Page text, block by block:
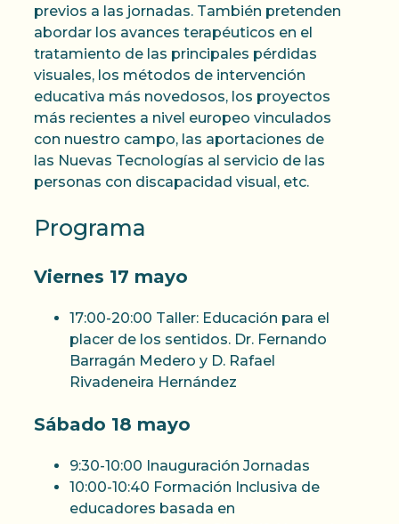
previos a las jornadas. También pretenden
abordar los avances terapéuticos en el
tratamiento de las principales pérdidas
visuales, los métodos de intervención
educativa más novedosos, los proyectos
más recientes a nivel europeo vinculados
con nuestro campo, las aportaciones de
las Nuevas Tecnologías al servicio de las
personas con discapacidad visual, etc.
Programa
Viernes 17 mayo
17:00-20:00 Taller: Educación para el
placer de los sentidos. Dr. Fernando
Barragán Medero y D. Rafael
Rivadeneira Hernández
Sábado 18 mayo
9:30-10:00 Inauguración Jornadas
10:00-10:40 Formación Inclusiva de
educadores basada en